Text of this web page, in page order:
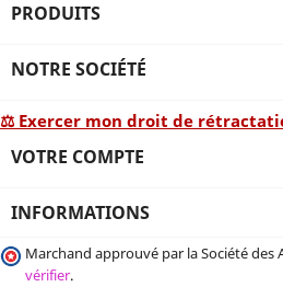
PRODUITS
NOTRE SOCIÉTÉ
⚖ Exercer mon droit de
VOTRE COMPTE
INFORMATIONS
Marchand approuvé par la Société des
vérifier.